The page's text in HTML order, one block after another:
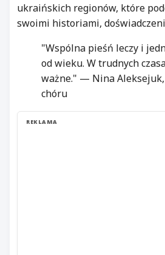
ukraińskich regionów, które
swoimi historiami,
"Wspólna pieśń leczy i
od wieku. W trudnych
ważne." — Nina
chóru
REKLAMA